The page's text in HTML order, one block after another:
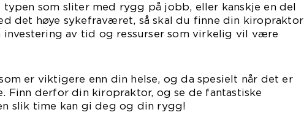
typen som sliter med rygg på jobb, eller kanskje en del
det høye sykefraværet, så skal du finne din kiropraktor
investering av tid og ressurser som virkelig vil være
er viktigere enn din helse, og da spesielt når det er
Finn derfor din kiropraktor, og se de fantastiske
slik time kan gi deg og din rygg!